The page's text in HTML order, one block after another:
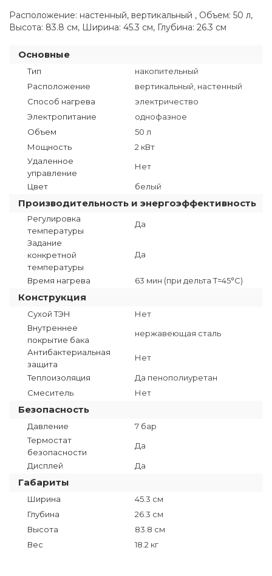
Расположение: настенный, вертикальный , Объем: 50 л,
Высота: 83.8 см, Ширина: 45.3 см, Глубина: 26.3 см
Основные
Тип
накопительный
Расположение
вертикальный, настенный
Способ нагрева
электричество
Электропитание
однофазное
Объем
50 л
Мощность
2 кВт
Удаленное
управление
Нет
Цвет белый
Производительность и энергоэффективность
Регулировка
температуры
Да
Задание
конкретной
температуры
Да
Время нагрева 63 мин (при дельта T=45°C)
Конструкция
Сухой ТЭН
Нет
Внутреннее
покрытие бака
нержавеющая сталь
Антибактериальная
защита
Нет
Теплоизоляция
Да пенополиуретан
Смеситель
Нет
Безопасность
Давление
7 бар
Термостат
безопасности
Да
Дисплей Да
Габариты
Ширина
45.3 см
Глубина
26.3 см
Высота
83.8 см
Вес
18.2 кг